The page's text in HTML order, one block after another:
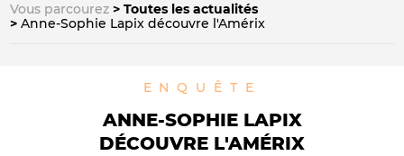
Vous parcourez
Toutes les actualités
Anne-Sophie Lapix découvre l'Amérix
ENQUÊTE
ANNE-SOPHIE LAPIX
DÉCOUVRE L'AMÉRIX